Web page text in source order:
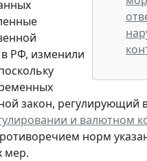
РФ, изменили
закон,
и валютном
норм
мер.